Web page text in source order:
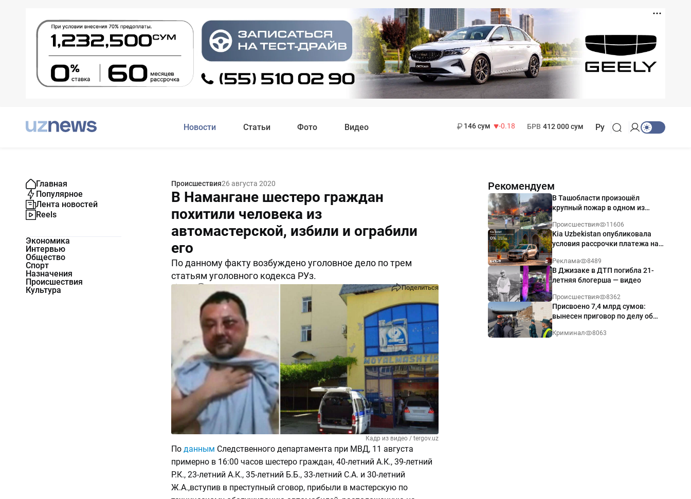
Новости Статьи Фото Видео
146 сум
-0.18
БРВ 412 000 сум Ру
Главная
Популярное
Лента новостей
Reels
Экономика
Интервью
Общество
Спорт
Назначения
Происшествия
Культура
Происшествия26 августа 2020
В Намангане шестеро граждан
похитили человека из
автомастерской, избили и ограбили
его
По данному факту возбуждено уголовное дело по трем
статьям уголовного кодекса РУз.
Поделиться
Кадр из видео / tergov.uz
По данным Следственного департамента при МВД, 11 августа
примерно в 16:00 часов шестеро граждан, 40-летний А.К., 39-летний
Р.К., 23-летний А.К., 35-летний Б.Б., 33-летний С.А. и 30-летний
Ж.А.,вступив в преступный сговор, прибыли в мастерскую по
Рекомендуем
В Ташобласти произошёл
крупный пожар в одном из
Происшествия 11606
Kia Uzbekistan опубликовала
условия рассрочки платежа на
годовых
Реклама 8489
В Джизаке в ДТП погибла 21-
летняя блогерша — видео
Происшествия 8362
Присвоено 7,4 млрд сумов:
вынесен приговор по делу об
Ташкенте
Криминал 8063